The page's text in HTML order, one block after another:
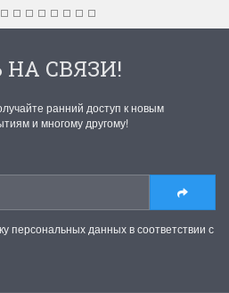
НА СВЯЗИ!
ранний доступ к новым
и многому другому!
персональных данных в соответствии с